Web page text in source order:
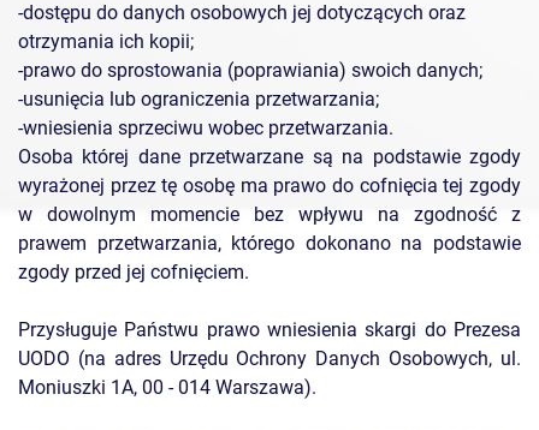
-dostępu do danych osobowych jej dotyczących oraz
otrzymania ich kopii;
-prawo do sprostowania (poprawiania) swoich danych;
-usunięcia lub ograniczenia przetwarzania;
-wniesienia sprzeciwu wobec przetwarzania.
Osoba której dane przetwarzane są na podstawie zgody
wyrażonej przez tę osobę ma prawo do cofnięcia tej zgody
w dowolnym momencie bez wpływu na zgodność z
prawem przetwarzania, którego dokonano na podstawie
zgody przed jej cofnięciem.
Przysługuje Państwu prawo wniesienia skargi do Prezesa
UODO (na adres Urzędu Ochrony Danych Osobowych, ul.
Moniuszki 1A, 00 - 014 Warszawa).